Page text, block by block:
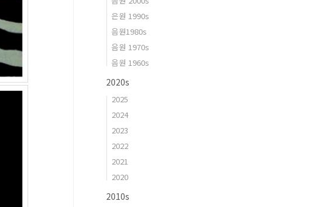
은원 1990s
음원1980s
음원 1970s
음원 1960s
2020s
2025
2024
2023
2022
2021
2020
2010s